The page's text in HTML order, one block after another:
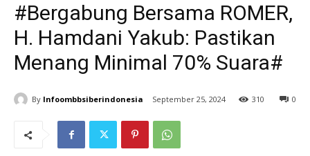
#Bergabung Bersama ROMER,
H. Hamdani Yakub: Pastikan
Menang Minimal 70% Suara#
By Infoombbsiberindonesia September 25, 2024 0
310